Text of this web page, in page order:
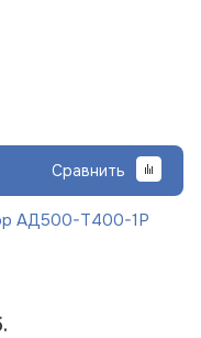
Сравнить
АД500-Т400-1Р